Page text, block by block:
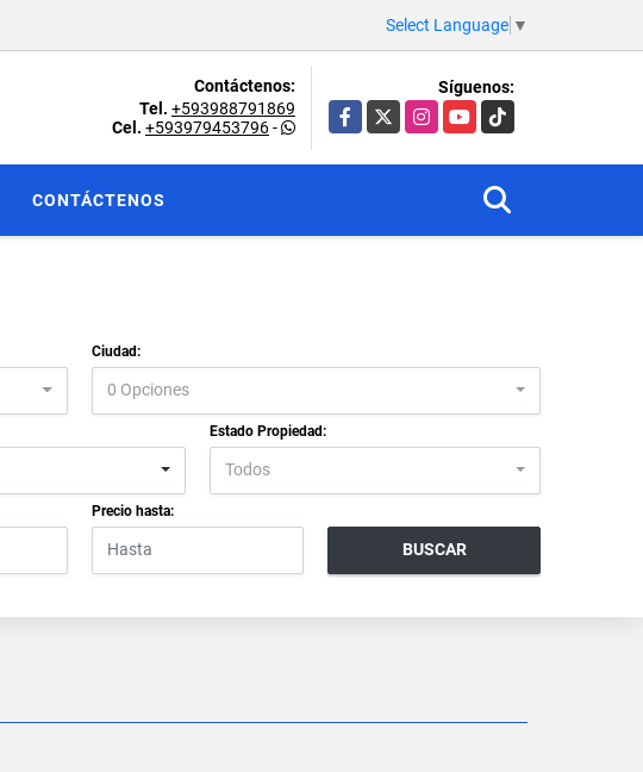
Select Language ▼
Contáctenos:
Tel. +593988791869
Cel. +593979453796-
Síguenos:
Facebook
X InstagramYouTubeTikTok
CONTÁCTENOS
Ciudad:
0 Opciones
Estado Propiedad:
Todos
Precio hasta:
BUSCAR